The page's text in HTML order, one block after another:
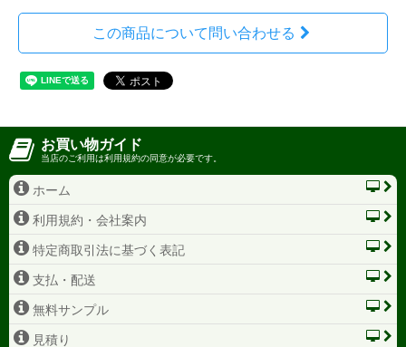
この商品について問い合わせる
お買い物ガイド
当店のご利用は利用規約の同意が必要です。
ホーム
利用規約・会社案内
特定商取引法に基づく表記
支払・配送
無料サンプル
見積り